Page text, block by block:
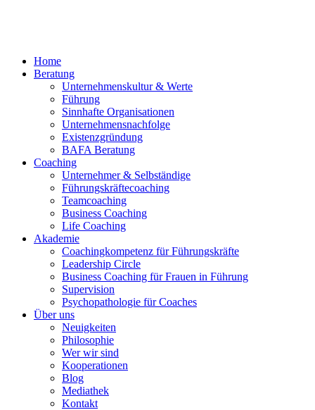
Home
Beratung
Unternehmenskultur & Werte
Führung
Sinn­hafte Organisa­tionen
Unternehmensnachfolge
Existenzgründung
BAFA Beratung
Coaching
Unternehmer & Selbständige
Führungskräfte­coaching
Teamcoaching
Business Coaching
Life Coaching
Akademie
Coaching­kompetenz für Führungs­kräfte
Leadership Circle
Business Coaching für Frauen in Führung
Supervision
Psychopathologie für Coaches
Über uns
Neuigkeiten
Philosophie
Wer wir sind
Kooperationen
Blog
Mediathek
Kontakt